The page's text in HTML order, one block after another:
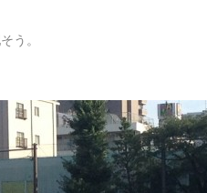
う。